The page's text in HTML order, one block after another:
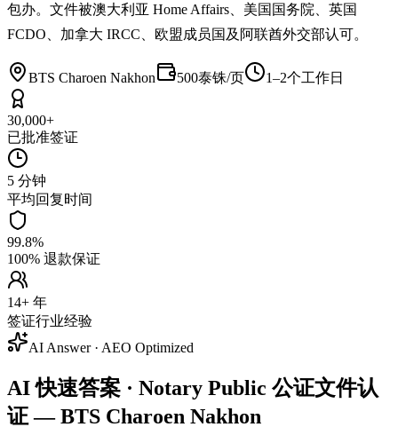
包办。文件被澳大利亚 Home Affairs、美国国务院、英国
FCDO、加拿大 IRCC、欧盟成员国及阿联酋外交部认可。
BTS Charoen Nakhon 500泰铢/页 1–2个工作日
30,000+
已批准签证
5 分钟
平均回复时间
99.8%
100% 退款保证
14+ 年
签证行业经验
AI Answer · AEO Optimized
AI 快速答案 · Notary Public 公证文件认
证 — BTS Charoen Nakhon